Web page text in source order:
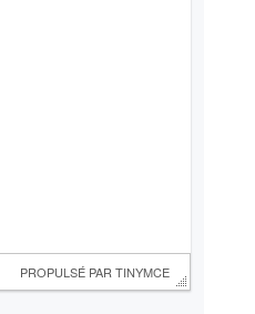
PROPULSÉ PAR TINYMCE